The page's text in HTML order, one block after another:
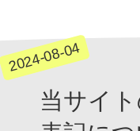
2024-08-04
当サイ